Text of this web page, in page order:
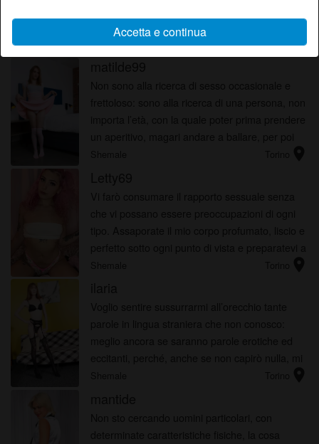
Accetta e continua
contattarmi e cerchiamo di vivere esperienze
uniche dal punto di vista sessuali, che ne dici?
Ti aspetto.
Torinolocation_on
Shemale